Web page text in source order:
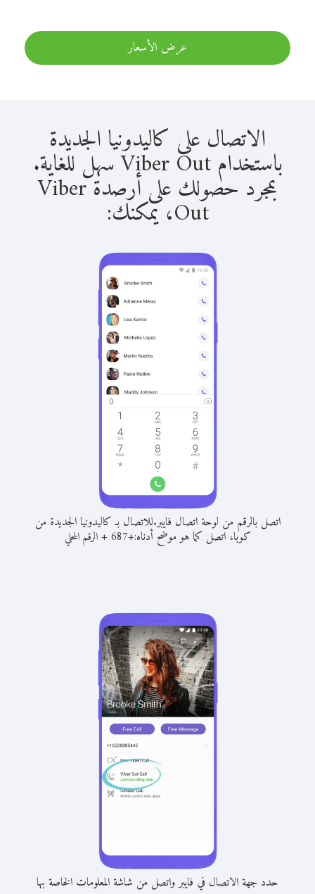
عرض الأسعار
الاتصال على كاليدونيا الجديدة
باستخدام Viber Out سهل للغاية.
بمجرد حصولك على أرصدة Viber
Out، يمكنك:
اتصل بالرقم من لوحة اتصال فايبر.للاتصال بـ كاليدونيا الجديدة من
كوبا، اتصل كما هو موضح أدناه:+
687
+الرقم المحلي
حدد جهة الاتصال في فايبر واتصل من شاشة المعلومات الخاصة بها